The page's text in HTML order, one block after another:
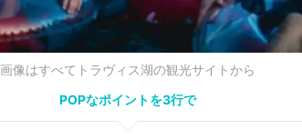
画像はすべてトラヴィス湖の観光サイトから
POPなポイントを3行で